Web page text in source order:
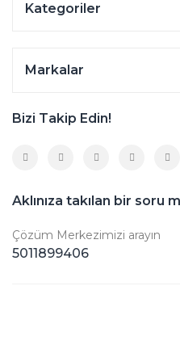
Kategoriler
Markalar
Bizi Takip Edin!
Aklınıza takılan bir soru
Çözüm Merkezimizi arayın
5011899406